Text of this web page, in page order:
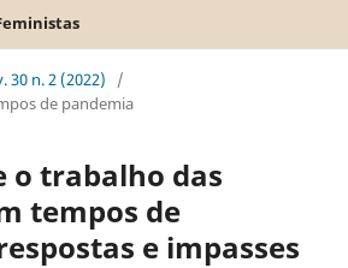
30 n. 2 (2022)
/
de pandemia
o trabalho das
tempos de
e impasses